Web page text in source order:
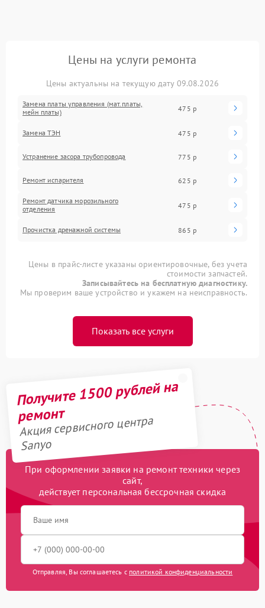
Цены на услуги ремонта
Цены актуальны на текущую дату 09.08.2026
Замена платы управления (мат.платы,
мейн платы)
475 р
Замена ТЭН 475 р
Устранение засора трубопровода 775 р
Ремонт испарителя 625 р
Ремонт датчика морозильного
отделения
475 р
Прочистка дренажной системы 865 р
Цены в прайс-листе указаны ориентировочные, без учета
стоимости запчастей.
Записывайтесь на бесплатную диагностику.
Мы проверим ваше устройство и укажем на неисправность.
Показать все услуги
Получите 1500 рублей на
ремонт
Акция сервисного центра
Sanyo
При оформлении заявки на ремонт техники через
сайт,
действует персональная бессрочная скидка
Отправляя, Вы соглашаетесь с политикой конфиденциальности